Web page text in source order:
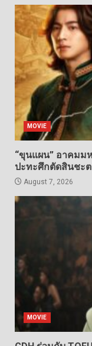
MOVIE
“ขุนแผน” อาคมม
ปะทะศึกตัดสินชะต
August 7, 2026
MOVIE